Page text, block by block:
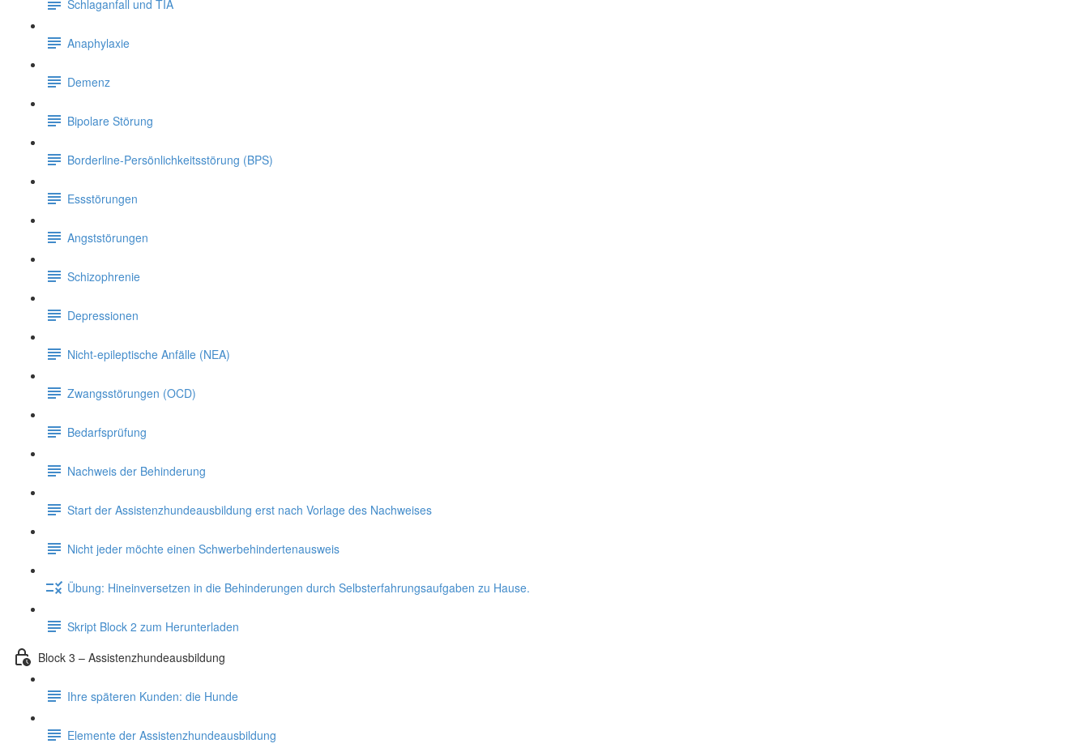
Schlaganfall und TIA
Anaphylaxie
Demenz
Bipolare Störung
Borderline-Persönlichkeitsstörung (BPS)
Essstörungen
Angststörungen
Schizophrenie
Depressionen
Nicht-epileptische Anfälle (NEA)
Zwangsstörungen (OCD)
Bedarfsprüfung
Nachweis der Behinderung
Start der Assistenzhundeausbildung erst nach Vorlage des Nachweises
Nicht jeder möchte einen Schwerbehindertenausweis
Übung: Hineinversetzen in die Behinderungen durch Selbsterfahrungsaufgaben zu Hause.
Skript Block 2 zum Herunterladen
Block 3 – Assistenzhundeausbildung
Ihre späteren Kunden: die Hunde
Elemente der Assistenzhundeausbildung